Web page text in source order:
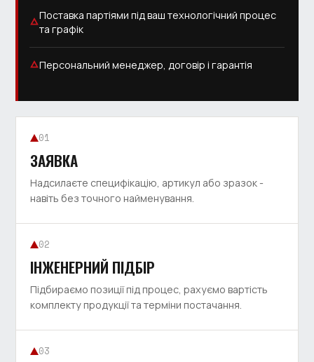
Поставка партіями під ваш технологічний процес
та графік
Персональний менеджер, договір і гарантія
01
ЗАЯВКА
Надсилаєте специфікацію, артикул або зразок -
навіть без точного найменування.
02
ІНЖЕНЕРНИЙ ПІДБІР
Підбираємо позиції під процес, рахуємо вартість
комплекту продукції та терміни постачання.
03